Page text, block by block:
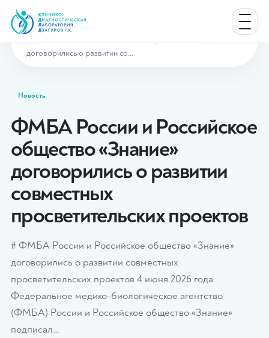
Главная
Новости
договорились о развитии со…
Новость
ФМБА России и Российское
общество «Знание»
договорились о развитии
совместных
просветительских проектов
# ФМБА России и Российское общество «Знание»
договорились о развитии совместных
просветительских проектов 4 июня 2026 года
Федеральное медико-биологическое агентство
(ФМБА) России и Российское общество «Знание»
подписал…